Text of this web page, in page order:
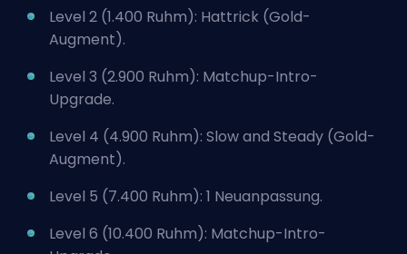
Level 2 (1.400 Ruhm): Hattrick (Gold-
Augment).
Level 3 (2.900 Ruhm): Matchup-Intro-
Upgrade.
Level 4 (4.900 Ruhm): Slow and Steady (Gold-
Augment).
Level 5 (7.400 Ruhm): 1 Neuanpassung.
Level 6 (10.400 Ruhm): Matchup-Intro-